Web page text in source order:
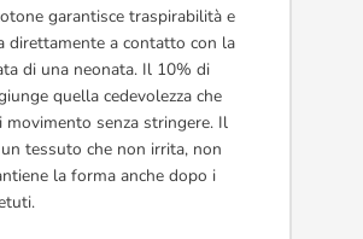
garantisce traspirabilità e
direttamente a contatto con la
di una neonata. Il 10% di
quella cedevolezza che
movimento senza stringere. Il
tessuto che non irrita, non
la forma anche dopo i